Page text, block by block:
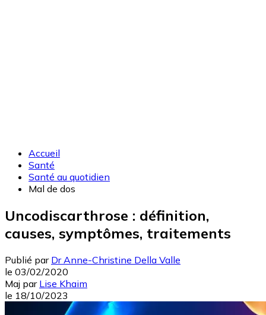
Accueil
Santé
Santé au quotidien
Mal de dos
Uncodiscarthrose : définition,
causes, symptômes, traitements
Publié par Dr Anne-Christine Della Valle
le 03/02/2020
Maj par Lise Khaim
le 18/10/2023